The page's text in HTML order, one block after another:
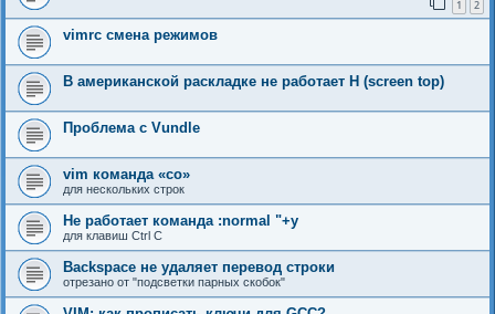
1 2
vimrc смена режимов
В американской раскладке не работает H (screen top)
Проблема с Vundle
vim команда «со»
для нескольких строк
Не работает команда :normal "+y
для клавиш Ctrl C
Backspace не удаляет перевод строки
отрезано от "подсветки парных скобок"